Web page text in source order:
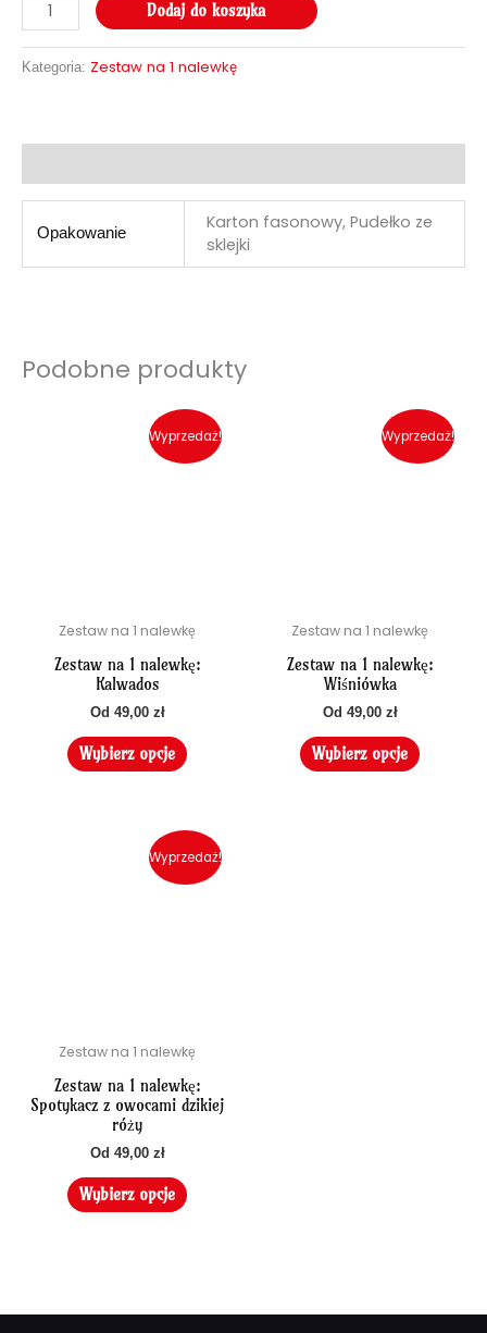
Dodaj do koszyka
Kategoria: Zestaw na 1 nalewkę
Opakowanie
Karton fasonowy, Pudełko ze
sklejki
Podobne produkty
Wyprzedaż!
Zestaw na 1 nalewkę
Zestaw na 1 nalewkę:
Kalwados
Od 49,00 zł
Wybierz opcje
Ten
produkt
ma
stronie
produktu
Wyprzedaż!
Zestaw na 1 nalewkę
Zestaw na 1 nalewkę:
Wiśniówka
Od 49,00 zł
Wybierz opcje
Ten
produkt
ma
stronie
Wyprzedaż!
Zestaw na 1 nalewkę
Zestaw na 1 nalewkę:
Spotykacz z owocami dzikiej
róży
Od 49,00 zł
Wybierz opcje
Ten
produkt
ma
stronie
produktu